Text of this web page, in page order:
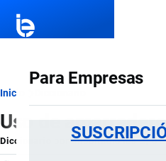
Para Empresas
Ruta
de
navegación
Inicio
Uso de amarradero
Diccionario porImportaciones …, 8